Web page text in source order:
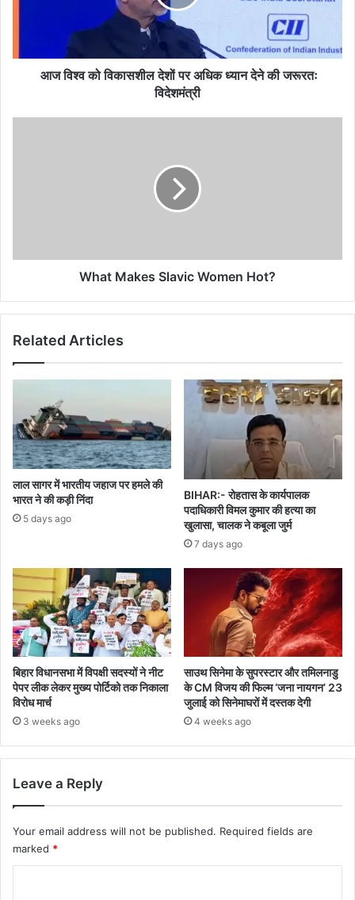
देने
आज विश्व को विकासशील देशों पर अधिक ध्यान देने की जरूरतः
विदेशमंत्री
What Makes Slavic Women Hot?
Related Articles
लाल सागर में भारतीय जहाज पर हमले की
भारत ने की कड़ी निंदा
5 days ago
BIHAR:- रोहतास के कार्यपालक
पदाधिकारी विमल कुमार की हत्या का
खुलासा, चालक ने कबूला जुर्म
7 days ago
बिहार विधानसभा में विपक्षी सदस्यों ने नीट
पेपर लीक लेकर मुख्य पोर्टिको तक निकाला
विरोध मार्च
3 weeks ago
साउथ सिनेमा के सुपरस्टार और तमिलनाडु
के CM विजय की फिल्म ‘जना नायगन’ 23
जुलाई को सिनेमाघरों में दस्तक देगी
4 weeks ago
Leave a Reply
Your email address will not be published. Required fields are
marked *